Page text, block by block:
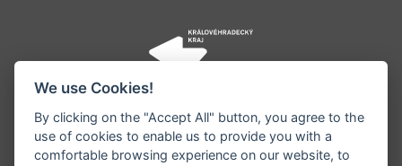
We use Cookies!
By clicking on the "Accept All" button, you agree to the
use of cookies to enable us to provide you with a
comfortable browsing experience on our website, to